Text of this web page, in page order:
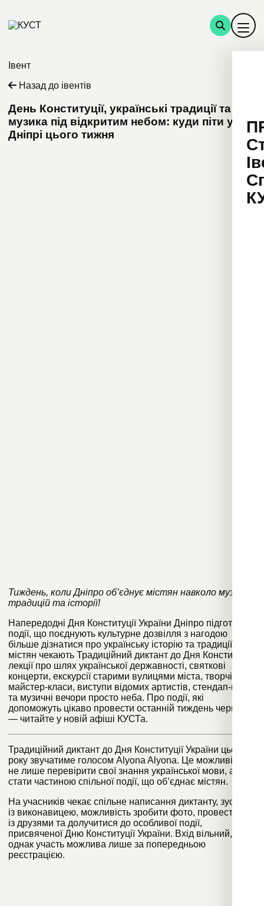
Івент
Назад до івентів
День Конституції, українські традиції та
музика під відкритим небом: куди піти у
Дніпрі цього тижня
Тиждень, коли Дніпро об’єднує містян навколо музики,
традицій та історії!
Напередодні Дня Конституції України Дніпро підготував
події, що поєднують культурне дозвілля з нагодою
більше дізнатися про українську історію та традиції. На
містян чекають Традиційний диктант до Дня Конституції,
лекції про шлях української державності, святкові
концерти, екскурсії старими вулицями міста, творчі
майстер-класи, виступи відомих артистів, стендап-шоу
та музичні вечори просто неба. Про події, які
допоможуть цікаво провести останній тиждень червня,
— читайте у новій афіші КУСТа.
Традиційний диктант до Дня Конституції України цього
року звучатиме голосом Alyona Alyona. Це можливість
не лише перевірити свої знання української мови, а й
стати частиною спільної події, що об’єднає містян.
На учасників чекає спільне написання диктанту, зустріч
із виконавицею, можливість зробити фото, провести час
із друзями та долучитися до особливої події,
присвяченої Дню Конституції України. Вхід вільний,
однак участь можлива лише за попередньою
реєстрацією.